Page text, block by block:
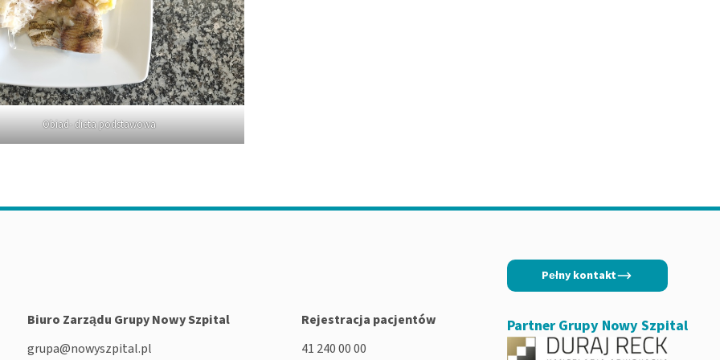
Obiad- dieta podstawowa
Biuro Zarządu Grupy Nowy Szpital
grupa@nowyszpital.pl
Rejestracja pacjentów
41 240 00 00
Pełny kontakt
Partner Grupy Nowy Szpital